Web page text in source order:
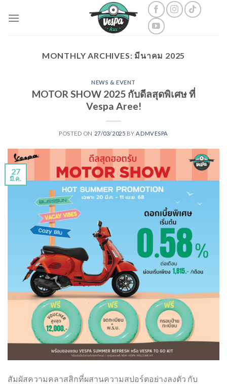
MONTHLY ARCHIVES: มีนาคม 2025
NEWS & EVENT
MOTOR SHOW 2025 กับดีลสุดพิเศษ ที่
Vespa Aree!
POSTED ON 27/03/2025 BY ADMVESPA
27
มี.ค.
สัมผัสความคลาสสิกที่ผสานความสปอร์ตอย่างลงตัว กับ